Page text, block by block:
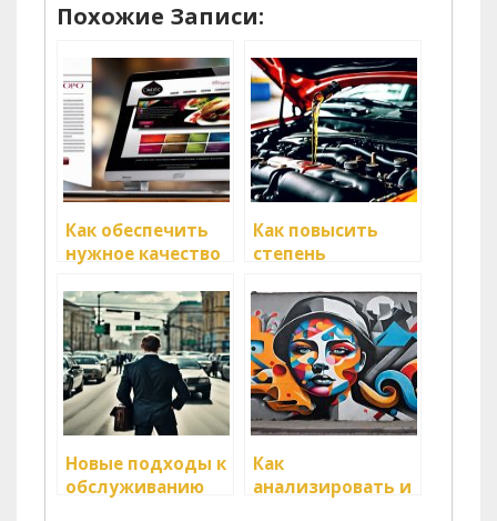
Похожие Записи:
Как обеспечить
нужное качество
Как повысить
степень
клиентов в
логистике
Новые подходы к
обслуживанию
Как
анализировать и